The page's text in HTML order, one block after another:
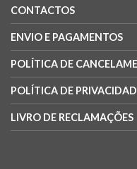
CONTACTOS
ENVIO E PAGAMENTOS
POLÍTICA DE
POLÍTICA DE
LIVRO DE RECLAMAÇÕES